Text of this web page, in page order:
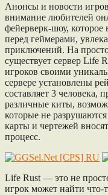
Анонсы и новости
внимание любителей
фейерверк-шоу, которое
перед геймерами,
приключений. На
существует сервер Life
игроков своими
сервере установлены
составляет 3 человека,
различные киты,
которые не
карты и чертежей
процесс.
Life Rust — это не
игрок может найти что-